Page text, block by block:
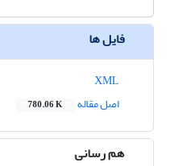
فایل ها
اصل مقاله
780.06 K
هم رسانی